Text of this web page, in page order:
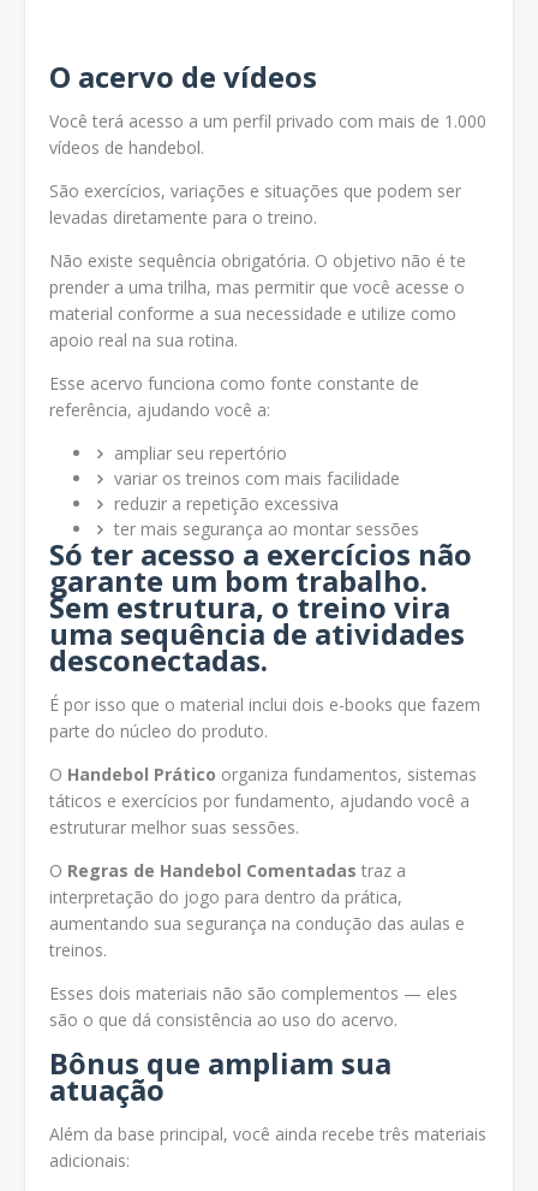
O acervo de vídeos
Você terá acesso a um perfil privado com mais de 1.000
vídeos de handebol.
São exercícios, variações e situações que podem ser
levadas diretamente para o treino.
Não existe sequência obrigatória. O objetivo não é te
prender a uma trilha, mas permitir que você acesse o
material conforme a sua necessidade e utilize como
apoio real na sua rotina.
Esse acervo funciona como fonte constante de
referência, ajudando você a:
ampliar seu repertório
variar os treinos com mais facilidade
reduzir a repetição excessiva
ter mais segurança ao montar sessões
Só ter acesso a exercícios não
garante um bom trabalho.
Sem estrutura, o treino vira
uma sequência de atividades
desconectadas.
É por isso que o material inclui dois e-books que fazem
parte do núcleo do produto.
O Handebol Prático organiza fundamentos, sistemas
táticos e exercícios por fundamento, ajudando você a
estruturar melhor suas sessões.
O Regras de Handebol Comentadas traz a
interpretação do jogo para dentro da prática,
aumentando sua segurança na condução das aulas e
treinos.
Esses dois materiais não são complementos — eles
são o que dá consistência ao uso do acervo.
Bônus que ampliam sua
atuação
Além da base principal, você ainda recebe três materiais
adicionais: